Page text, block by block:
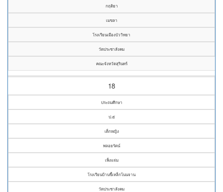
กฤติยา
เมขลา
โรงเรียนเมืองบัววิทยา
วัดประชาสังคม
คณะจังหวัดสุรินทร์
18
ประถมศึกษา
ป.๕
เด็กหญิง
พลอยรัตน์
เพ็งแจ่ม
โรงเรียนบ้านขี้เหล็กโนนจาน
วัดประชาสังคม